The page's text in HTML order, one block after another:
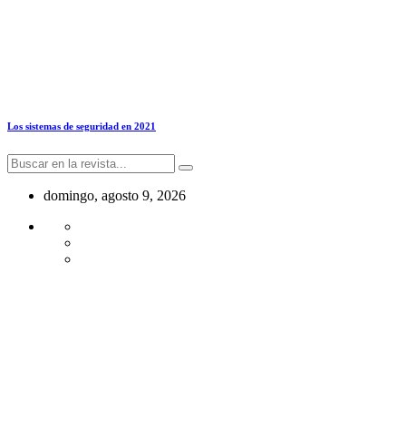
Los sistemas de seguridad en 2021
domingo, agosto 9, 2026